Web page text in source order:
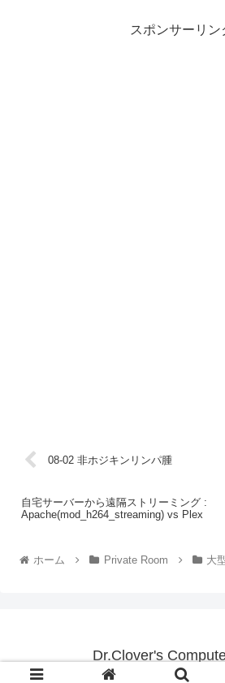
スポンサーリン
08-02 非ホジキンリンパ腫
自宅サーバーから遠隔ストリーミング :
Apache(mod_h264_streaming) vs Plex
ホーム Private Room 大
Dr.Clover's
© 2015 Dr.Clover's